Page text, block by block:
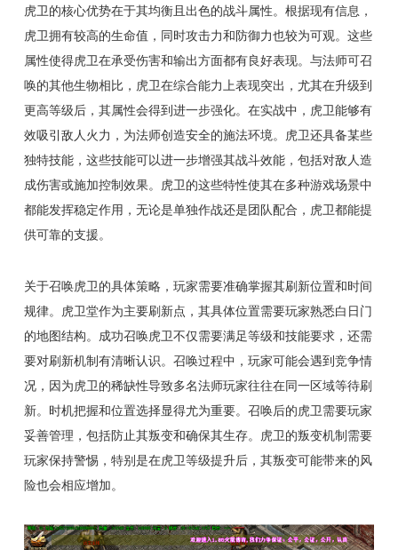
虎卫的核心优势在于其均衡且出色的战斗属性。根据现有信息，
虎卫拥有较高的生命值，同时攻击力和防御力也较为可观。这些
属性使得虎卫在承受伤害和输出方面都有良好表现。与法师可召
唤的其他生物相比，虎卫在综合能力上表现突出，尤其在升级到
更高等级后，其属性会得到进一步强化。在实战中，虎卫能够有
效吸引敌人火力，为法师创造安全的施法环境。虎卫还具备某些
独特技能，这些技能可以进一步增强其战斗效能，包括对敌人造
成伤害或施加控制效果。虎卫的这些特性使其在多种游戏场景中
都能发挥稳定作用，无论是单独作战还是团队配合，虎卫都能提
供可靠的支援。
关于召唤虎卫的具体策略，玩家需要准确掌握其刷新位置和时间
规律。虎卫堂作为主要刷新点，其具体位置需要玩家熟悉白日门
的地图结构。成功召唤虎卫不仅需要满足等级和技能要求，还需
要对刷新机制有清晰认识。召唤过程中，玩家可能会遇到竞争情
况，因为虎卫的稀缺性导致多名法师玩家往往在同一区域等待刷
新。时机把握和位置选择显得尤为重要。召唤后的虎卫需要玩家
妥善管理，包括防止其叛变和确保其生存。虎卫的叛变机制需要
玩家保持警惕，特别是在虎卫等级提升后，其叛变可能带来的风
险也会相应增加。